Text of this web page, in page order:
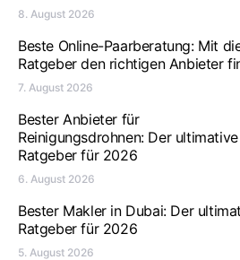
8. August 2026
Beste Online-Paarberatung: Mit
Ratgeber den richtigen Anbieter
7. August 2026
Bester Anbieter für
Reinigungsdrohnen: Der ultimative
Ratgeber für 2026
6. August 2026
Bester Makler in Dubai: Der
Ratgeber für 2026
5. August 2026